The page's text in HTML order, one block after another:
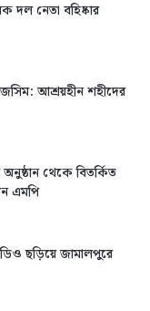
দল নেতা বহিষ্কার
আশ্রয়হীন শহীদের
থেকে বিতর্কিত
এমপি
ছড়িয়ে জামালপুরে